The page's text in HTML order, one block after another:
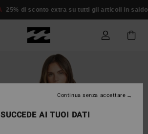
di sconto extra su tutti gli articoli in saldo*
AI TUOI DATI
Continua senza accettare